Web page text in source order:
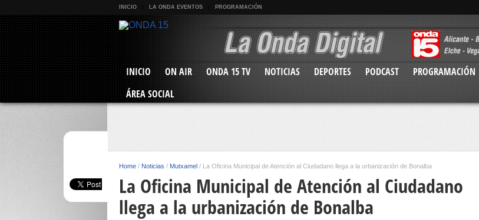
INICIO LA ONDA EVENTOS PROGRAMACIÓN
INICIO ON AIR ONDA 15 TV NOTICIAS DEPORTES PODCAST PROGRAMACIÓN
ÁREA SOCIAL
Home / Noticias / Mutxamel / La Oficina Municipal de Atención al Ciudadano llega a la urbanización de Bonalba
La Oficina Municipal de Atención al Ciudadano
llega a la urbanización de Bonalba